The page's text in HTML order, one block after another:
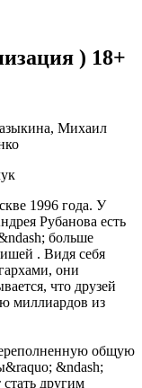
) 18+
Михаил
1996 года. У
Рубанова есть
больше
. Видя себя
они
что друзей
миллиардов из
общую
&ndash;
другим